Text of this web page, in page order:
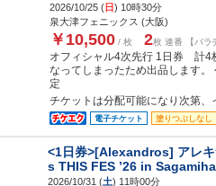
2026/10/25 (日) 10時30分
泉大津フェニックス (大阪)
￥10,500 / 枚 2枚 連番 【バラ
オフィシャル4次先行 1日券 計4
なってしまったため出品します
定
チケットは分配可能になり次第、
電子チケット 塗りつぶしなし
<1日券>[Alexandros] アレ
s THIS FES ’26 in
2026/10/31 (土) 11時00分